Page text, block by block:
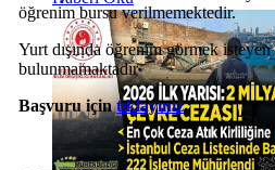
öğrenim bursu verilmemektedir.
Yurt dışında öğrenim görmek
bulunmamaktadır
Başvuru içintıklayınız.